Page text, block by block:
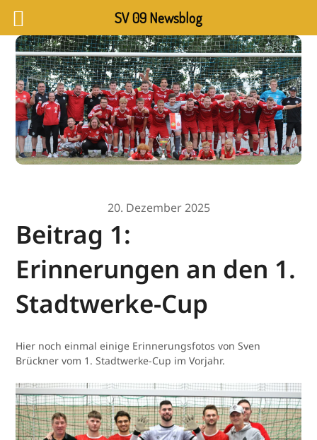
20. Dezember 2025
Beitrag 1:
Erinnerungen an den 1.
Stadtwerke-Cup
Hier noch einmal einige Erinnerungsfotos von Sven
Brückner vom 1. Stadtwerke-Cup im Vorjahr.
SV 09 Newsblog